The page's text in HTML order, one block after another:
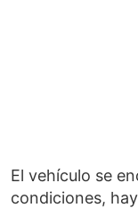
El vehículo se
condiciones,